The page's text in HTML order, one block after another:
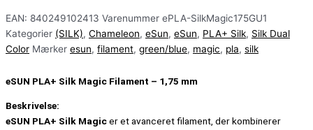
EAN: 840249102413 Varenummer ePLA-SilkMagic175GU1
Kategorier (SILK), Chameleon, eSun, eSun, PLA+ Silk, Silk Dual
Color Mærker esun, filament, green/blue, magic, pla, silk
eSUN PLA+ Silk Magic Filament – 1,75 mm
Beskrivelse:
eSUN PLA+ Silk Magicer et avanceret filament, der kombinerer